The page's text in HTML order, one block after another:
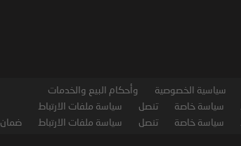
سياسية الخصوصية وأحكام البيع والخدمات
سياسة خاصة تنصل سياسة ملفات الارتباط
سياسة خاصة تنصل سياسة ملفات الارتباط ضمان